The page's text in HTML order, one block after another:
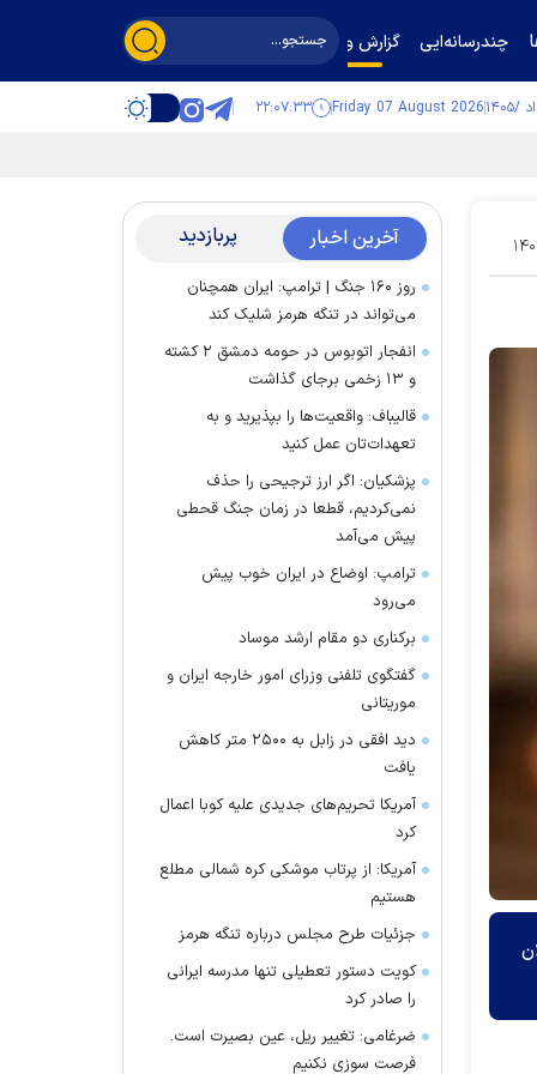
چندرسانه‌ایی گزارش و گفت‌وگو
Friday 07 August 2026 ۲۲:۰۷:۳۳
۲۷ آخرین اخبار پربازدید
روز ۱۶۰ جنگ | ترامپ: ایران همچنان
می‌تواند در تنگه هرمز شلیک کند
انفجار اتوبوس در حومه دمشق ۲ کشته
و ۱۳ زخمی برجای گذاشت
قالیباف: واقعیت‌ها را بپذیرید و به
تعهدات‌تان عمل کنید
پزشکیان: اگر ارز ترجیحی را حذف
نمی‌کردیم، قطعا در زمان جنگ قحطی
پیش می‌آمد
ترامپ: اوضاع در ایران خوب پیش
می‌رود
برکناری دو مقام ارشد موساد
گفتگوی تلفنی وزرای امور خارجه ایران و
موریتانی
دید افقی در زابل به ۲۵۰۰ متر کاهش
یافت
آمریکا تحریم‌های جدیدی علیه کوبا اعمال
کرد
آمریکا: از پرتاب موشکی کره شمالی مطلع
هستیم
جزئیات طرح مجلس درباره تنگه هرمز
کویت دستور تعطیلی تنها مدرسه ایرانی
را صادر کرد
ضرغامی: تغییر ریل، عین بصیرت است.
فرصت سوزی نکنیم